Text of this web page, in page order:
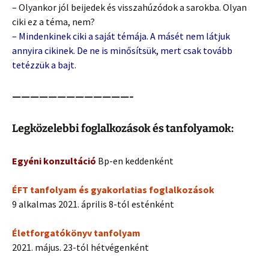
– Olyankor jól beijedek és visszahúzódok a sarokba. Olyan
ciki ez a téma, nem?
– Mindenkinek ciki a saját témája. A másét nem látjuk
annyira cikinek. De ne is minősítsük, mert csak tovább
tetézzük a bajt.
—————————————-
Legközelebbi foglalkozások és tanfolyamok:
Egyéni konzultáció Bp-en keddenként
ÉFT tanfolyam és gyakorlatias foglalkozások
9 alkalmas 2021. április 8-tól esténként
Életforgatókönyv tanfolyam
2021. május. 23-tól hétvégenként